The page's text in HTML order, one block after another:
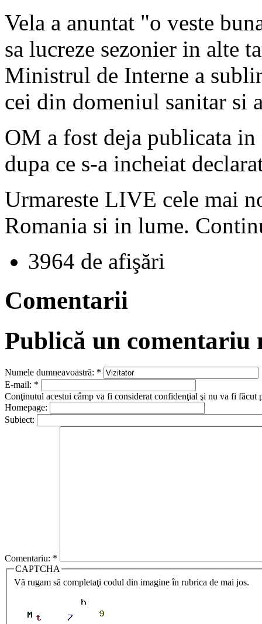
Vela a anuntat "o veste
sa lucreze sezonier in alte
Ministrul de Interne a
cei din domeniul sanitar si
OM a fost deja publicata
dupa ce s-a incheiat
Urmareste LIVE cele mai
Romania si in lume.
3964 de afişări
Comentarii
Publică un comentariu
Numele dumneavoastră: *
E-mail: *
Conţinutul acestui câmp va fi considerat confidenţial şi nu va fi făcut
Homepage:
Subiect:
Comentariu: *
CAPTCHA
Vă rugam să completaţi codul din imagine în rubrica de mai jos.